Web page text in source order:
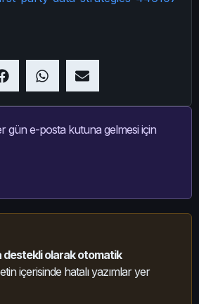
gün e-posta kutuna gelmesi için
destekli olarak otomatik
içerisinde hatalı yazımlar yer